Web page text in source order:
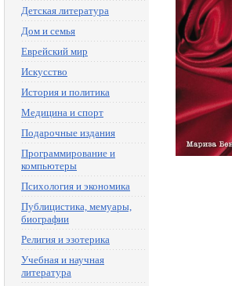
Детская литература
Дом и семья
Еврейский мир
Искусство
История и политика
Медицина и спорт
Подарочные издания
Программирование и
компьютеры
Психология и экономика
Публицистика, мемуары,
биографии
Религия и эзотерика
Учебная и научная
литература